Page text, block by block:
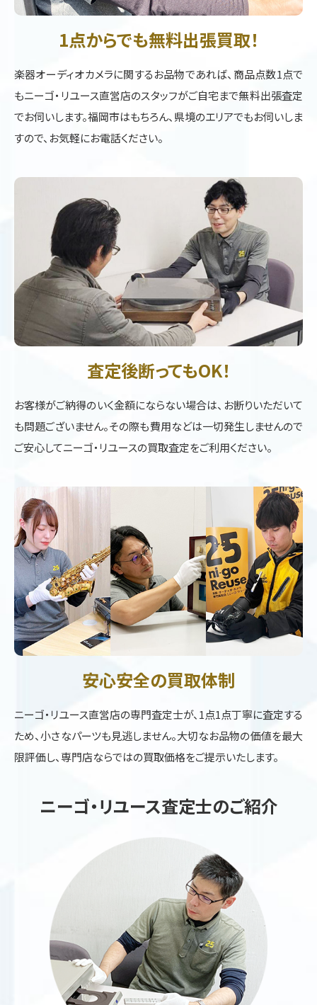
1点からでも無料出張買取！
楽器オーディオカメラに関するお品物であれば、商品点数1点で
もニーゴ・リユース直営店のスタッフがご自宅まで無料出張査定
でお伺いします。福岡市はもちろん、県境のエリアでもお伺いしま
すので、お気軽にお電話ください。
査定後断ってもOK！
お客様がご納得のいく金額にならない場合は、お断りいただいて
も問題ございません。その際も費用などは一切発生しませんので
ご安心してニーゴ・リユースの買取査定をご利用ください。
安心安全の買取体制
ニーゴ・リユース直営店の専門査定士が、1点1点丁寧に査定する
ため、小さなパーツも見逃しません。大切なお品物の価値を最大
限評価し、専門店ならではの買取価格をご提示いたします。
ニーゴ・リユース査定士のご紹介